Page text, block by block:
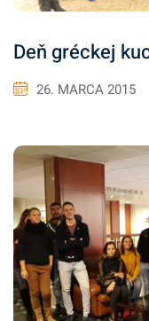
Deň gréckej
26. MARCA 2015